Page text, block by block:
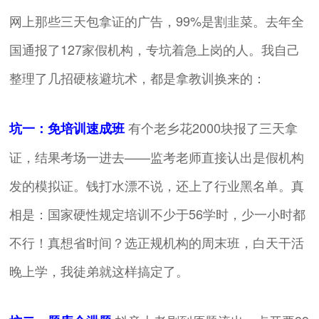
网上那些三天包拿证的广告，99%是割韭菜。去年全
国通报了127家假机构，专坑着急上岗的人。我自己
整理了几招硬核避坑术，都是拿教训换来的：
坑一：免培训速成班有个老乡花2000块报了三天拿
证，结果考场一进去——监考老师直接认出是假机构
发的模拟证。钱打水漂不说，还上了行业黑名单。真
相是：国家硬性规定培训不少于56学时，少一小时都
不行！真想省时间？选正规机构的周末班，白天干活
晚上学，我徒弟就这样搞定了。